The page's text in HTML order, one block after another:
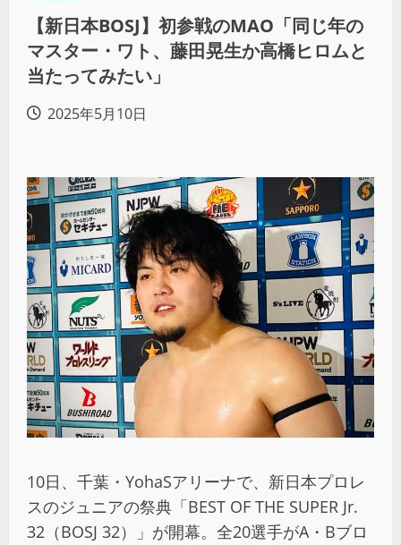
【新日本BOSJ】初参戦のMAO「同じ年の
マスター・ワト、藤田晃生か高橋ヒロムと
当たってみたい」
2025年5月10日
10日、千葉・YohaSアリーナで、新日本プロレ
スのジュニアの祭典「BEST OF THE SUPER Jr.
32（BOSJ 32）」が開幕。全20選手がA・Bブロ